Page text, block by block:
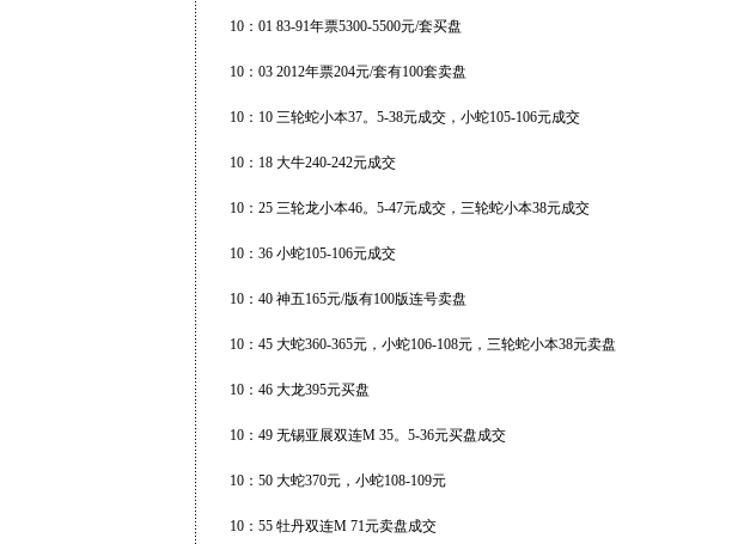
10：01 83-91年票5300-5500元/套买盘
10：03 2012年票204元/套有100套卖盘
10：10 三轮蛇小本37。5-38元成交，小蛇105-106元成交
10：18 大牛240-242元成交
10：25 三轮龙小本46。5-47元成交，三轮蛇小本38元成交
10：36 小蛇105-106元成交
10：40 神五165元/版有100版连号卖盘
10：45 大蛇360-365元，小蛇106-108元，三轮蛇小本38元卖盘
10：46 大龙395元买盘
10：49 无锡亚展双连M 35。5-36元买盘成交
10：50 大蛇370元，小蛇108-109元
10：55 牡丹双连M 71元卖盘成交